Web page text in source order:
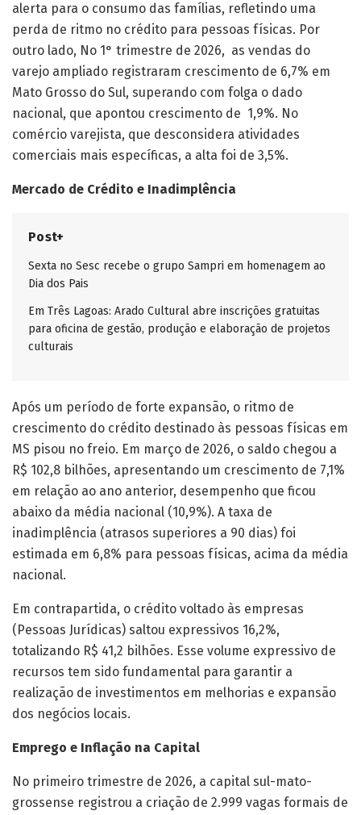
alerta para o consumo das famílias, refletindo uma
perda de ritmo no crédito para pessoas físicas. Por
outro lado, No 1° trimestre de 2026, as vendas do
varejo ampliado registraram crescimento de 6,7% em
Mato Grosso do Sul, superando com folga o dado
nacional, que apontou crescimento de 1,9%. No
comércio varejista, que desconsidera atividades
comerciais mais específicas, a alta foi de 3,5%.
Mercado de Crédito e Inadimplência
Post+
Sexta no Sesc recebe o grupo Sampri em homenagem ao
Dia dos Pais
Em Três Lagoas: Arado Cultural abre inscrições gratuitas
para oficina de gestão, produção e elaboração de projetos
culturais
Após um período de forte expansão, o ritmo de
crescimento do crédito destinado às pessoas físicas em
MS pisou no freio. Em março de 2026, o saldo chegou a
R$ 102,8 bilhões, apresentando um crescimento de 7,1%
em relação ao ano anterior, desempenho que ficou
abaixo da média nacional (10,9%). A taxa de
inadimplência (atrasos superiores a 90 dias) foi
estimada em 6,8% para pessoas físicas, acima da média
nacional.
Em contrapartida, o crédito voltado às empresas
(Pessoas Jurídicas) saltou expressivos 16,2%,
totalizando R$ 41,2 bilhões. Esse volume expressivo de
recursos tem sido fundamental para garantir a
realização de investimentos em melhorias e expansão
dos negócios locais.
Emprego e Inflação na Capital
No primeiro trimestre de 2026, a capital sul-mato-
grossense registrou a criação de 2.999 vagas formais de